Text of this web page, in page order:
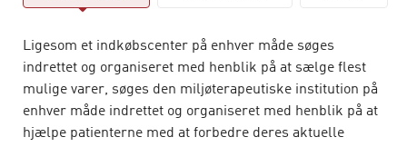
Ligesom et indkøbscenter på enhver måde søges
indrettet og organiseret med henblik på at sælge flest
mulige varer, søges den miljøterapeutiske institution på
enhver måde indrettet og organiseret med henblik på at
hjælpe patienterne med at forbedre deres aktuelle